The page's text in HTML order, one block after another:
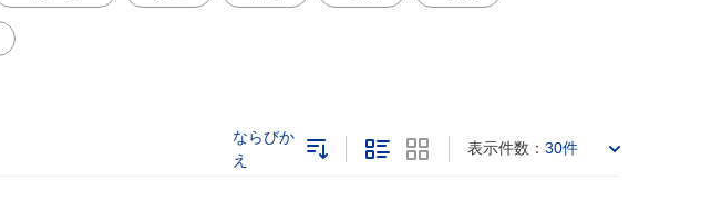
ならびか
え
表示件数： 30件